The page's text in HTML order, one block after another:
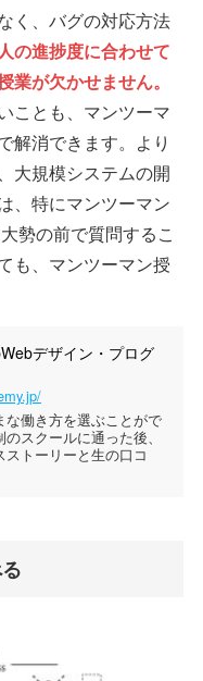
く、バグの対応方法
の進捗度に合わせて
が欠かせません。
ことも、マンツーマ
解消できます。より
大規模システムの開
、特にマンツーマン
勢の前で質問するこ
も、マンツーマン授
デザイン・プログ
働き方を選ぶことがで
スクールに通った後、
トーリーと生の口コ